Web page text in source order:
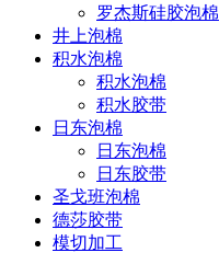
罗杰斯硅胶泡棉
井上泡棉
积水泡棉
积水泡棉
积水胶带
日东泡棉
日东泡棉
日东胶带
圣戈班泡棉
德莎胶带
模切加工